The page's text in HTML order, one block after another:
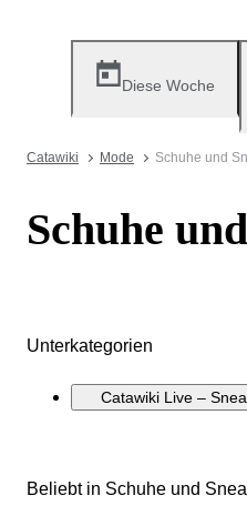
Diese Woche
Catawiki Mode Schuhe und
Schuhe
Unterkategorien
Catawiki Live –
Beliebt in Schuhe und